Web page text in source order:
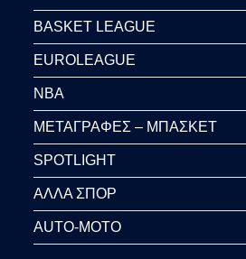
BASKET LEAGUE
EUROLEAGUE
NBA
ΜΕΤΑΓΡΑΦΕΣ – ΜΠΑΣΚΕΤ
SPOTLIGHT
ΑΛΛΑ ΣΠΟΡ
AUTO-MOTO